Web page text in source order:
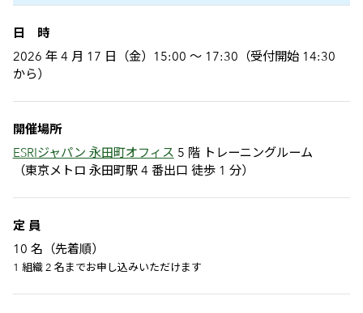
日 時
2026 年 4 月 17 日（金）15:00 ～ 17:30（受付開始 14:30
から）
開催場所
ESRIジャパン 永田町オフィス 5 階 トレーニングルーム
（東京メトロ 永田町駅 4 番出口 徒歩 1 分）
定 員
10 名（先着順）
1 組織 2 名までお申し込みいただけます